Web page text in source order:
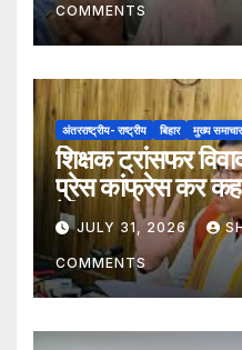
COMMENTS
अंतरराष्ट्रीय- राष्ट्रीय बिहार मुख्य समाचार
शिक्षक ट्रांसफर
प्रेस कांफ्रेस कर
ऐच्छिक
JULY 31, 2026
COMMENTS